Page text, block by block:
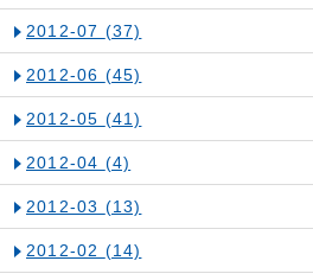
2012-07 (37)
2012-06 (45)
2012-05 (41)
2012-04 (4)
2012-03 (13)
2012-02 (14)